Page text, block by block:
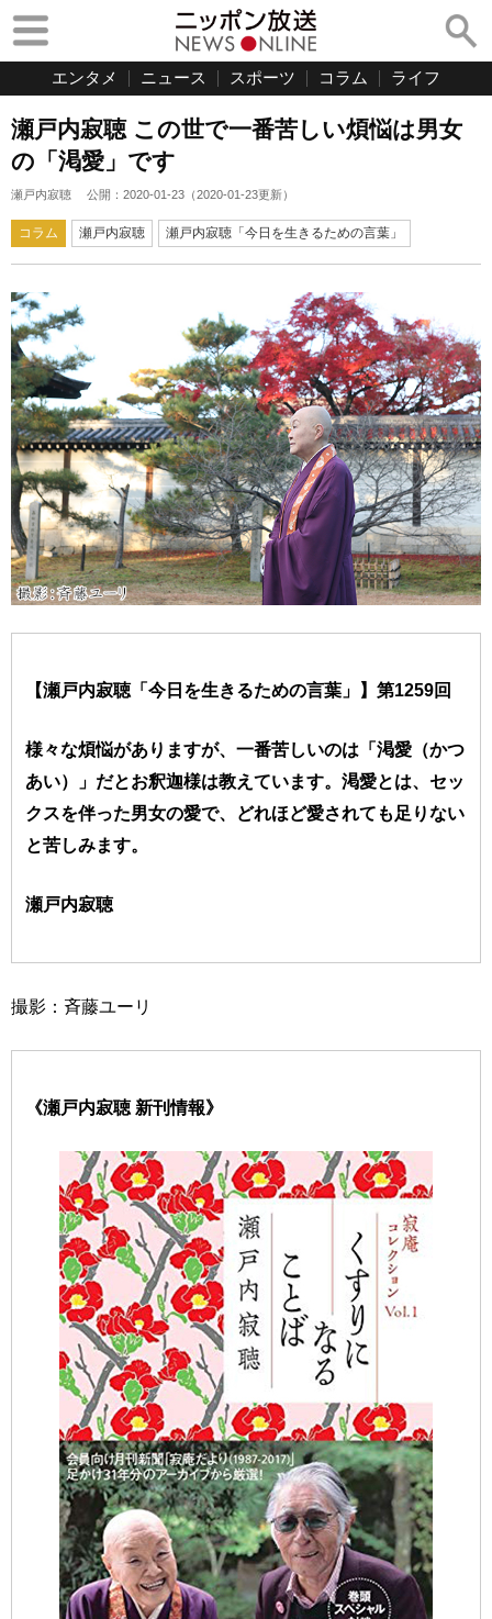
エンタメ ニュース スポーツ コラム ライフ
瀬戸内寂聴 この世で一番苦しい煩悩は男女
の「渇愛」です
瀬戸内寂聴 公開： 2020-01-23 （2020-01-23更新）
コラム 瀬戸内寂聴 瀬戸内寂聴「今日を生きるための言葉」
【瀬戸内寂聴「今日を生きるための言葉」】第1259回
様々な煩悩がありますが、一番苦しいのは「渇愛（かつ
あい）」だとお釈迦様は教えています。渇愛とは、セッ
クスを伴った男女の愛で、どれほど愛されても足りない
と苦しみます。
瀬戸内寂聴
撮影：斉藤ユーリ
《瀬戸内寂聴 新刊情報》